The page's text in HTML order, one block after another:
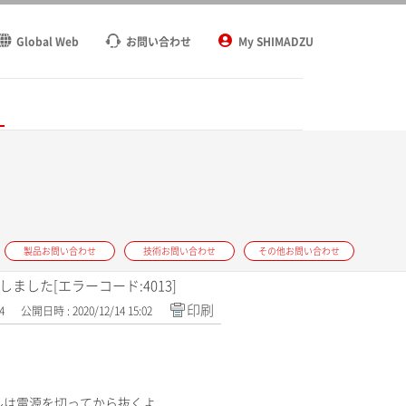
Global Web お問い合わせ My SHIMADZU
製品お問い合わせ 技術お問い合わせ その他お問い合わせ
ました[エラーコード:4013]
公開日時 : 2020/12/14 15:02 印刷
電源を切ってから抜くよ